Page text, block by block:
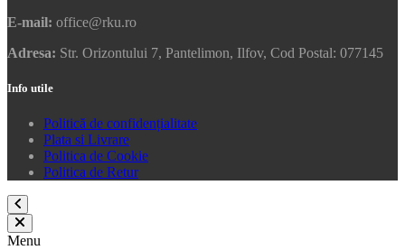
E-mail: office@rku.ro
Adresa: Str. Orizontului 7, Pantelimon, Ilfov, Cod Postal: 077145
Info utile
Politică de confidențialitate
Plata si Livrare
Politica de Cookie
Politica de Retur
Menu